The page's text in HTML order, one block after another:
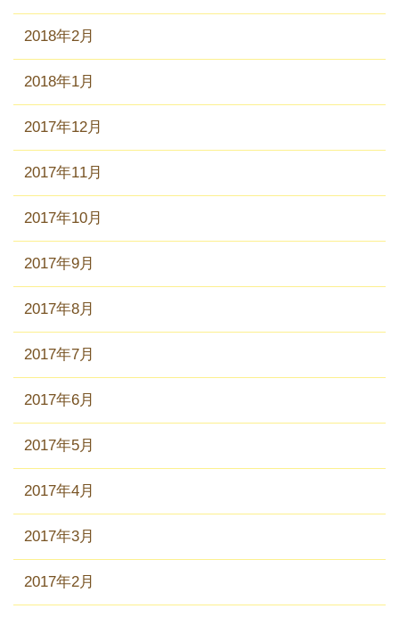
2018年2月
2018年1月
2017年12月
2017年11月
2017年10月
2017年9月
2017年8月
2017年7月
2017年6月
2017年5月
2017年4月
2017年3月
2017年2月